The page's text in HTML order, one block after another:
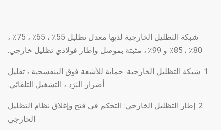
شبكة التظليل الخارجية لديها معدل تظليل 55٪ ، 65٪ ، 75٪ ،
80٪ ، 85٪ و 99٪ ، مثبتة بموصل وإطار فولاذي تظليل خارجي.
1. شبكة التظليل الخارجية: حماية للأشعة فوق البنفسجية ، تقليل
أضرار البَرَد ، التشغيل التلقائي.
2. إطار التظليل الخارجي: التحكم في فتح وإغلاق نظام التظليل
الخارجي